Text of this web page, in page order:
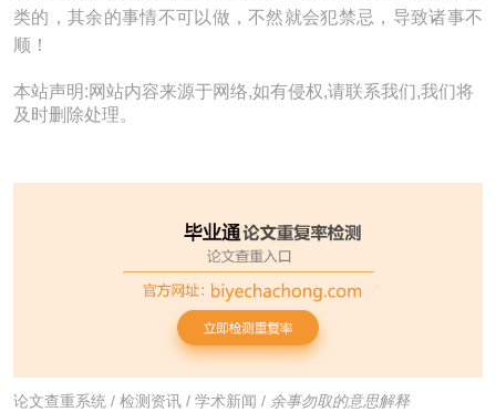
类的，其余的事情不可以做，不然就会犯禁忌，导致诸事不
顺！
本站声明:网站内容来源于网络,如有侵权,请联系我们,我们将
及时删除处理。
论文查重系统 / 检测资讯 / 学术新闻 / 余事勿取的意思解释